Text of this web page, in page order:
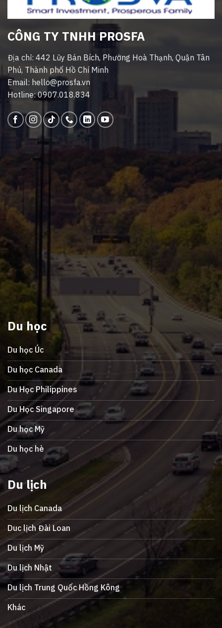
CÔNG TY TNHH PROSFA
Địa chỉ: 442 Lũy Bán Bích, Phường Hoà Thạnh, Quận Tân
Phú, Thành phố Hồ Chí Minh
Email: hello@prosfa.vn
Hotline: 0907.018.834
Du học
Du học Úc
Du học Canada
Du Học Philippines
Du Học Singapore
Du học Mỹ
Du học hè
Du lịch
Du lịch Canada
Duc lịch Đài Loan
Du lịch Mỹ
Du lịch Nhật
Du lịch Trung Quốc Hồng Kông
Khác